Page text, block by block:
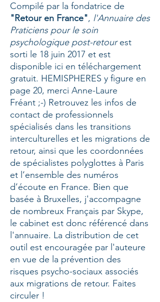
Compilé par la fondatrice de
"Retour en France", l'Annuaire des
Praticiens pour le soin
psychologique post-retourest
sorti le 18 juin 2017 et est
disponible ici en téléchargement
gratuit. HEMISPHERES y figure en
page 20, merci Anne-Laure
Fréant ;-) Retrouvez les infos de
contact de professionnels
spécialisés dans les transitions
interculturelles et les migrations de
retour, ainsi que les coordonnées
de spécialistes polyglottes à Paris
et l’ensemble des numéros
d’écoute en France. Bien que
basée à Bruxelles, j'accompagne
de nombreux Français par Skype,
le cabinet est donc référencé dans
l'annuaire. La distribution de cet
outil est encouragée par l'auteure
en vue de la prévention des
risques psycho-sociaux associés
aux migrations de retour. Faites
circuler !